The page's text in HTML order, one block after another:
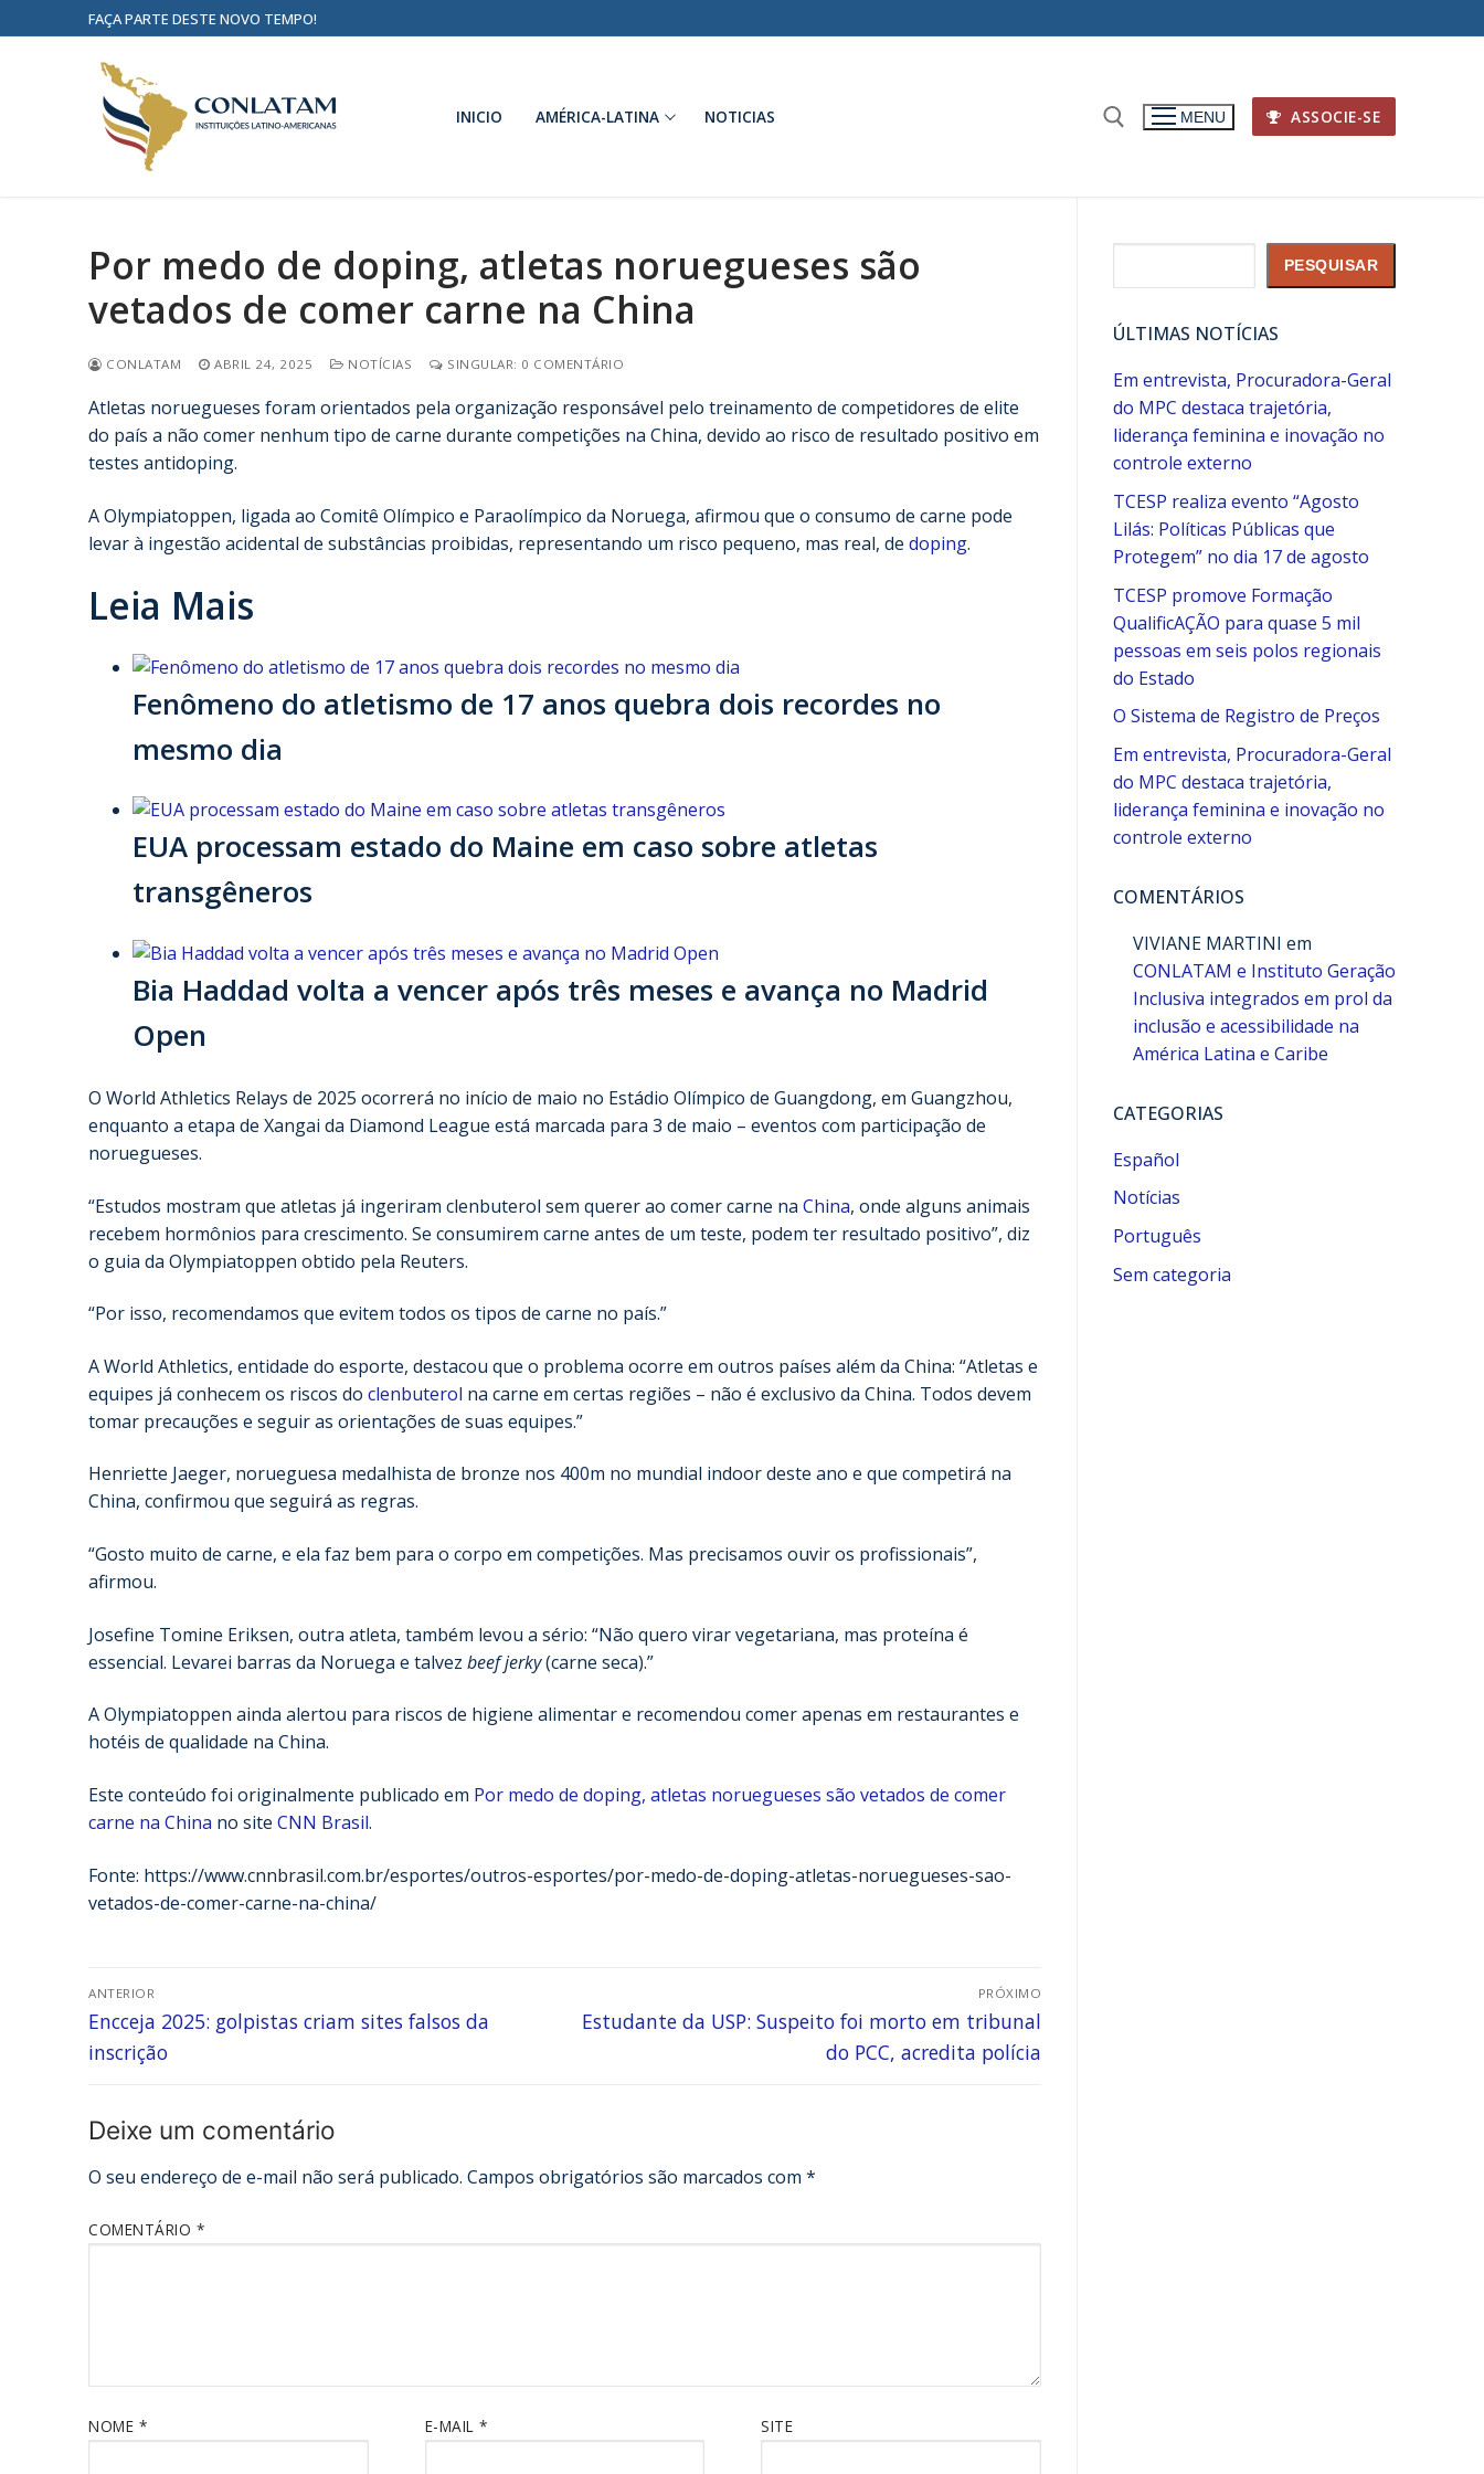
FAÇA PARTE DESTE NOVO TEMPO!
INICIO AMÉRICA-LATINA NOTICIAS MENU ASSOCIE-SE
Por medo de doping, atletas noruegueses são
vetados de comer carne na China
CONLATAM ABRIL 24, 2025 NOTÍCIAS SINGULAR: 0 COMENTÁRIO
Atletas noruegueses foram orientados pela organização responsável pelo treinamento de competidores de elite
do país a não comer nenhum tipo de carne durante competições na China, devido ao risco de resultado positivo em
testes antidoping.
A Olympiatoppen, ligada ao Comitê Olímpico e Paraolímpico da Noruega, afirmou que o consumo de carne pode
levar à ingestão acidental de substâncias proibidas, representando um risco pequeno, mas real, de doping.
Leia Mais
Fenômeno do atletismo de 17 anos quebra dois recordes no
mesmo dia
EUA processam estado do Maine em caso sobre atletas
transgêneros
Bia Haddad volta a vencer após três meses e avança no Madrid
Open
O World Athletics Relays de 2025 ocorrerá no início de maio no Estádio Olímpico de Guangdong, em Guangzhou,
enquanto a etapa de Xangai da Diamond League está marcada para 3 de maio – eventos com participação de
noruegueses.
“Estudos mostram que atletas já ingeriram clenbuterol sem querer ao comer carne na China, onde alguns animais
recebem hormônios para crescimento. Se consumirem carne antes de um teste, podem ter resultado positivo”, diz
o guia da Olympiatoppen obtido pela Reuters.
“Por isso, recomendamos que evitem todos os tipos de carne no país.”
A World Athletics, entidade do esporte, destacou que o problema ocorre em outros países além da China: “Atletas e
equipes já conhecem os riscos do clenbuterol na carne em certas regiões – não é exclusivo da China. Todos devem
tomar precauções e seguir as orientações de suas equipes.”
Henriette Jaeger, norueguesa medalhista de bronze nos 400m no mundial indoor deste ano e que competirá na
China, confirmou que seguirá as regras.
“Gosto muito de carne, e ela faz bem para o corpo em competições. Mas precisamos ouvir os profissionais”,
afirmou.
Josefine Tomine Eriksen, outra atleta, também levou a sério: “Não quero virar vegetariana, mas proteína é
essencial. Levarei barras da Noruega e talvez beef jerky(carne seca).”
A Olympiatoppen ainda alertou para riscos de higiene alimentar e recomendou comer apenas em restaurantes e
hotéis de qualidade na China.
Este conteúdo foi originalmente publicado em Por medo de doping, atletas noruegueses são vetados de comer
carne na China no site CNN Brasil.
Fonte: https://www.cnnbrasil.com.br/esportes/outros-esportes/por-medo-de-doping-atletas-noruegueses-sao-
vetados-de-comer-carne-na-china/
ANTERIOR
Encceja 2025: golpistas criam sites falsos da
inscrição
PRÓXIMO
Estudante da USP: Suspeito foi morto em tribunal
do PCC, acredita polícia
Deixe um comentário
O seu endereço de e-mail não será publicado. Campos obrigatórios são marcados com *
COMENTÁRIO *
NOME * E-MAIL* SITE
PESQUISAR
ÚLTIMAS NOTÍCIAS
Em entrevista, Procuradora-Geral
do MPC destaca trajetória,
liderança feminina e inovação no
controle externo
TCESP realiza evento “Agosto
Lilás: Políticas Públicas que
Protegem” no dia 17 de agosto
TCESP promove Formação
QualificAÇÃO para quase 5 mil
pessoas em seis polos regionais
do Estado
O Sistema de Registro de Preços
Em entrevista, Procuradora-Geral
do MPC destaca trajetória,
liderança feminina e inovação no
controle externo
COMENTÁRIOS
VIVIANE MARTINI em
CONLATAM e Instituto Geração
Inclusiva integrados em prol da
inclusão e acessibilidade na
América Latina e Caribe
CATEGORIAS
Español
Notícias
Português
Sem categoria